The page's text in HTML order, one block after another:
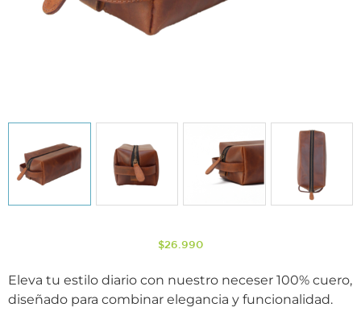
$26.990
Eleva tu estilo diario con nuestro neceser 100% cuero,
diseñado para combinar elegancia y funcionalidad.